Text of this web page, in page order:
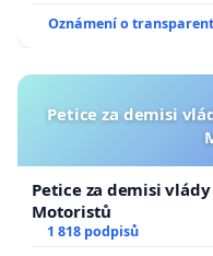
Oznámení o
Petice za demisi
Petice za demisi
Motoristů
1 818 podpisů